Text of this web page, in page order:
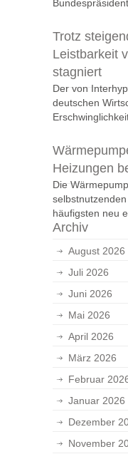
Trotz
Leistbarkeit
stagniert
Der von
deutschen
Heizungen
Die
häufigsten neu
Archiv
August 2026
Juli 2026
Juni 2026
Mai 2026
April 2026
März 2026
Februar
Januar 2026
Dezember
November